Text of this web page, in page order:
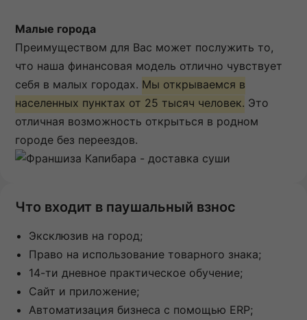
Малые города
Преимуществом для Вас может послужить то,
что наша финансовая модель отлично чувствует
себя в малых городах. Мы открываемся в
населенных пунктах от 25 тысяч человек. Это
отличная возможность открыться в родном
городе без переездов.
Что входит в паушальный взнос
Эксклюзив на город;
Право на использование товарного знака;
14-ти дневное практическое обучение;
Сайт и приложение;
Автоматизация бизнеса с помощью ERP;